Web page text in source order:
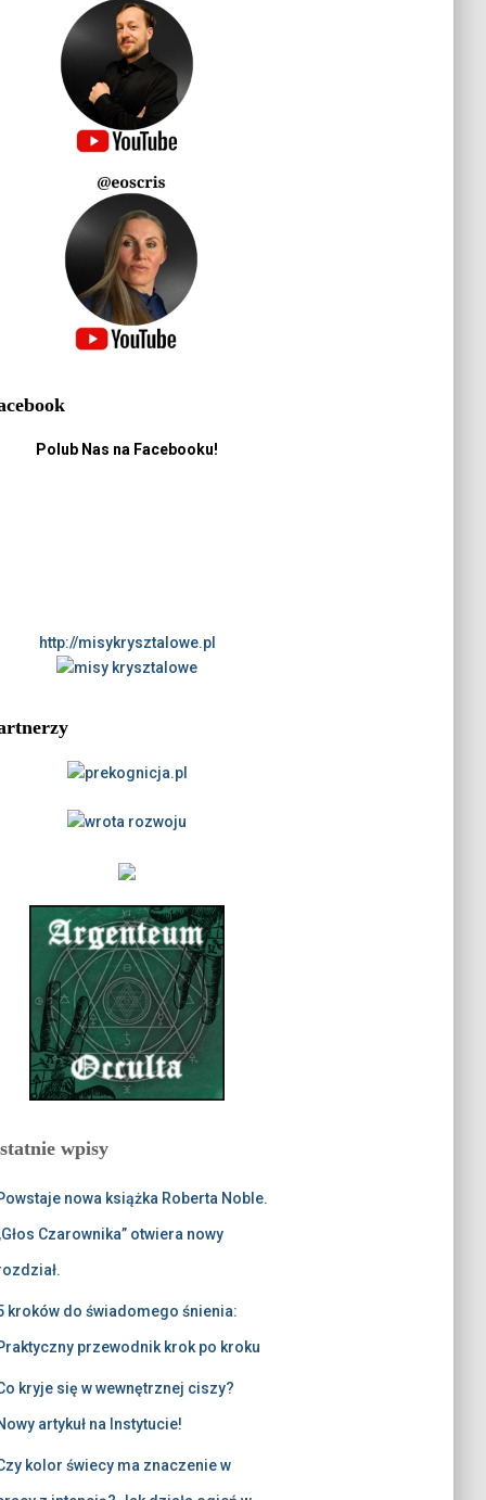
Polub Nas na Facebooku!
http://misykrysztalowe.pl
wpisy
nowa książka Roberta Noble.
Czarownika” otwiera nowy
kroków do świadomego śnienia:
przewodnik krok po kroku
kryje się w wewnętrznej ciszy?
artykuł na Instytucie!
kolor świecy ma znaczenie w